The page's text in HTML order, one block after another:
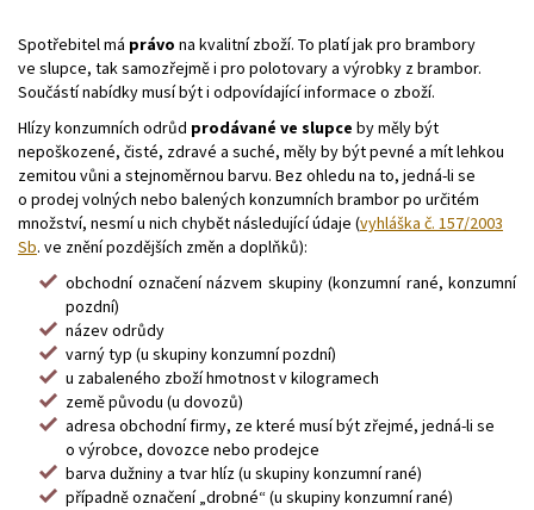
Spotřebitel má právo na kvalitní zboží. To platí jak pro brambory
ve slupce, tak samozřejmě i pro polotovary a výrobky z brambor.
Součástí nabídky musí být i odpovídající informace o zboží.
Hlízy konzumních odrůd prodávané ve slupce by měly být
nepoškozené, čisté, zdravé a suché, měly by být pevné a mít lehkou
zemitou vůni a stejnoměrnou barvu. Bez ohledu na to, jedná-li se
o prodej volných nebo balených konzumních brambor po určitém
množství, nesmí u nich chybět následující údaje (vyhláška č. 157/2003
Sb. ve znění pozdějších změn a doplňků):
obchodní označení názvem skupiny (konzumní rané, konzumní
pozdní)
název odrůdy
varný typ (u skupiny konzumní pozdní)
u zabaleného zboží hmotnost v kilogramech
země původu (u dovozů)
adresa obchodní firmy, ze které musí být zřejmé, jedná-li se
o výrobce, dovozce nebo prodejce
barva dužniny a tvar hlíz (u skupiny konzumní rané)
případně označení „drobné“ (u skupiny konzumní rané)